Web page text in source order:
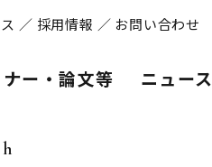
／ 採用情報 ／ お問い合わせ
ー・論文等 ニュース